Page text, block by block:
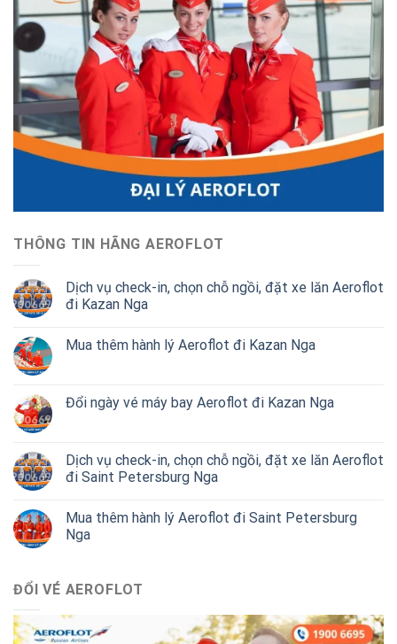
THÔNG TIN HÃNG AEROFLOT
Dịch vụ check-in, chọn chỗ ngồi, đặt xe lăn Aeroflot
đi Kazan Nga
Mua thêm hành lý Aeroflot đi Kazan Nga
Đổi ngày vé máy bay Aeroflot đi Kazan Nga
Dịch vụ check-in, chọn chỗ ngồi, đặt xe lăn Aeroflot
đi Saint Petersburg Nga
Mua thêm hành lý Aeroflot đi Saint Petersburg
Nga
ĐỔI VÉ AEROFLOT